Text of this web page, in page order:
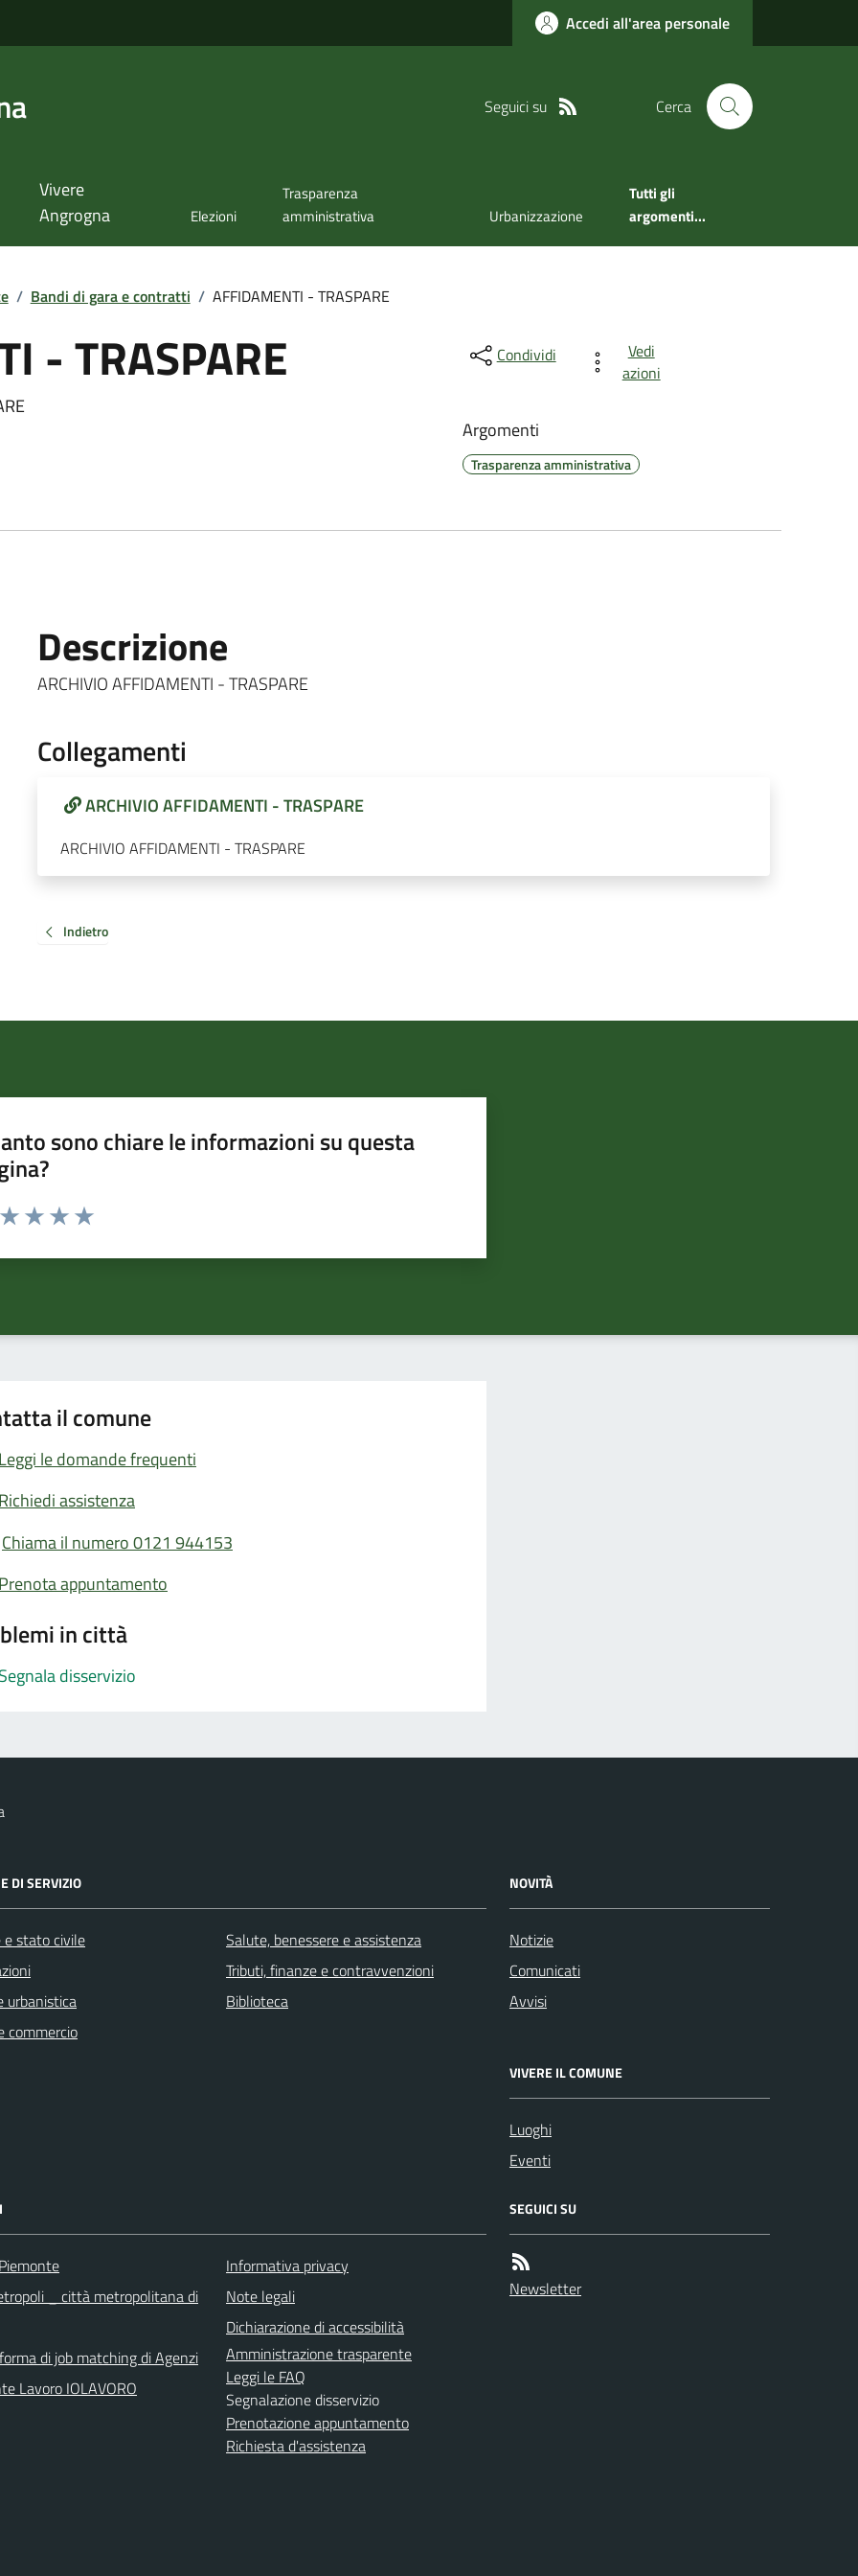
Accedi all'area personale
Seguici su Cerca
Vivere
Angrogna
Elezioni
Trasparenza
amministrativa
Urbanizzazione
Tutti gli
argomenti...
/ Bandi di gara e contratti / AFFIDAMENTI - TRASPARE
- TRASPARE Condividi
Vedi
azioni
Argomenti
Trasparenza amministrativa
Descrizione
ARCHIVIO AFFIDAMENTI - TRASPARE
Collegamenti
ARCHIVIO AFFIDAMENTI - TRASPARE
ARCHIVIO AFFIDAMENTI - TRASPARE
Indietro
sono chiare le informazioni su questa
da 1 a 5 stelle la pagina
il comune
Leggi le domande frequenti
Richiedi assistenza
Chiama il numero 0121 944153
Prenota appuntamento
in città
Segnala disservizio
DI SERVIZIO
e stato civile
urbanistica
commercio
Salute, benessere e assistenza
Tributi, finanze e contravvenzioni
Biblioteca
NOVITÀ
Notizie
Comunicati
Avvisi
VIVERE IL COMUNE
Luoghi
Eventi
_ città metropolitana di
di job matching di Agenzi
Lavoro IOLAVORO
Informativa privacy
Note legali
Dichiarazione di accessibilità
Amministrazione trasparente
Leggi le FAQ
Segnalazione disservizio
Prenotazione appuntamento
Richiesta d'assistenza
SEGUICI SU
Newsletter